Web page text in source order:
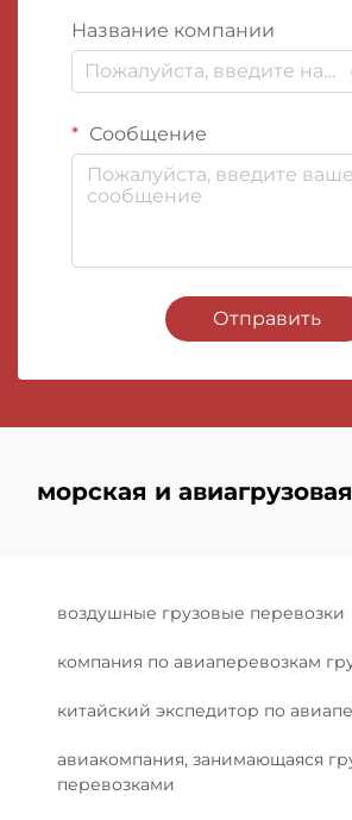
Название компании
Сообщение
Отправить
морская и
воздушные грузовые перевозки
компания по авиаперевозкам
китайский экспедитор по
авиакомпания, занимающаяся
перевозками